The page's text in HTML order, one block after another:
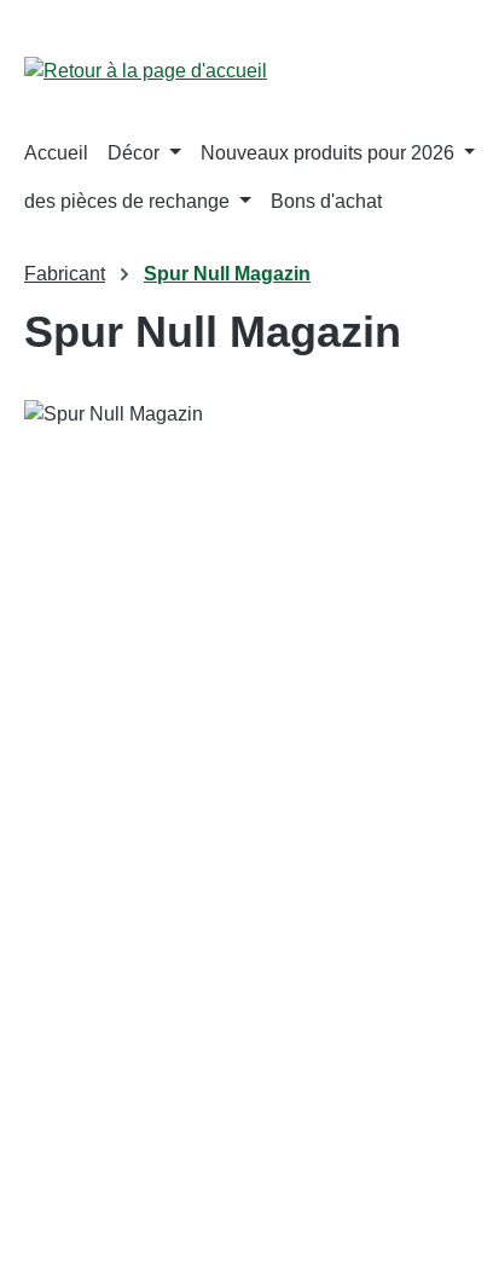
Accueil Décor Nouveaux produits pour 2026
des pièces de rechange Bons d'achat
Fabricant Spur Null Magazin
Spur Null Magazin